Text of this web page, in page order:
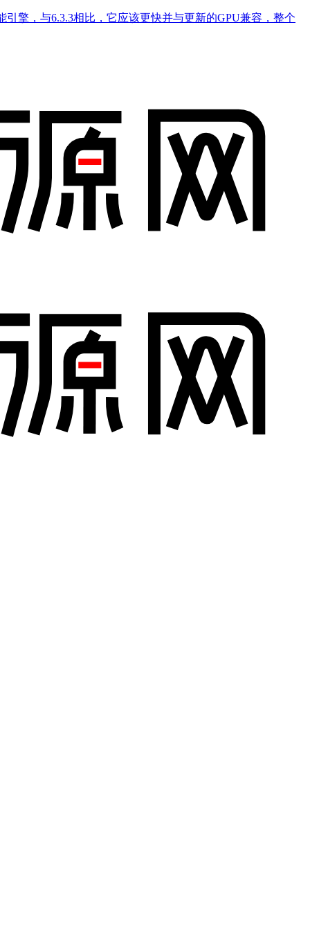
擎，与6.3.3相比，它应该更快并与更新的GPU兼容，整个